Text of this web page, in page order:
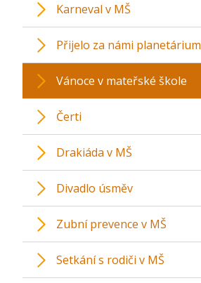
Karneval v MŠ
Přijelo za námi planetárium
Vánoce v mateřské škole
Čerti
Drakiáda v MŠ
Divadlo úsměv
Zubní prevence v MŠ
Setkání s rodiči v MŠ